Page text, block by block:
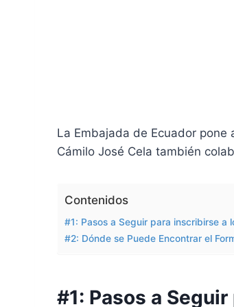
La Embajada de Ecuador
Cámilo José Cela también
Contenidos
#1: Pasos a Seguir para inscribirse a
#2: Dónde se Puede Encontrar el
#1: Pasos a